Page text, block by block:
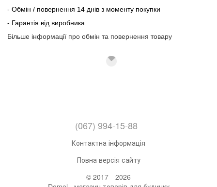
- Обмін / повернення 14 днів з моменту покупки
- Гарантія від виробника
Більше інформації про обмін та повернення товару
(067) 994-15-88
Контактна інформація
Повна версія сайту
© 2017—2026